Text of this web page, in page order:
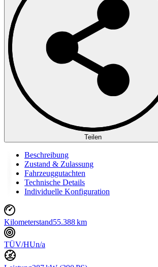
Teilen
Beschreibung
Zustand & Zulassung
Fahrzeuggutachten
Technische Details
Individuelle Konfiguration
Kilometerstand55.388 km
TÜV/HUn/a